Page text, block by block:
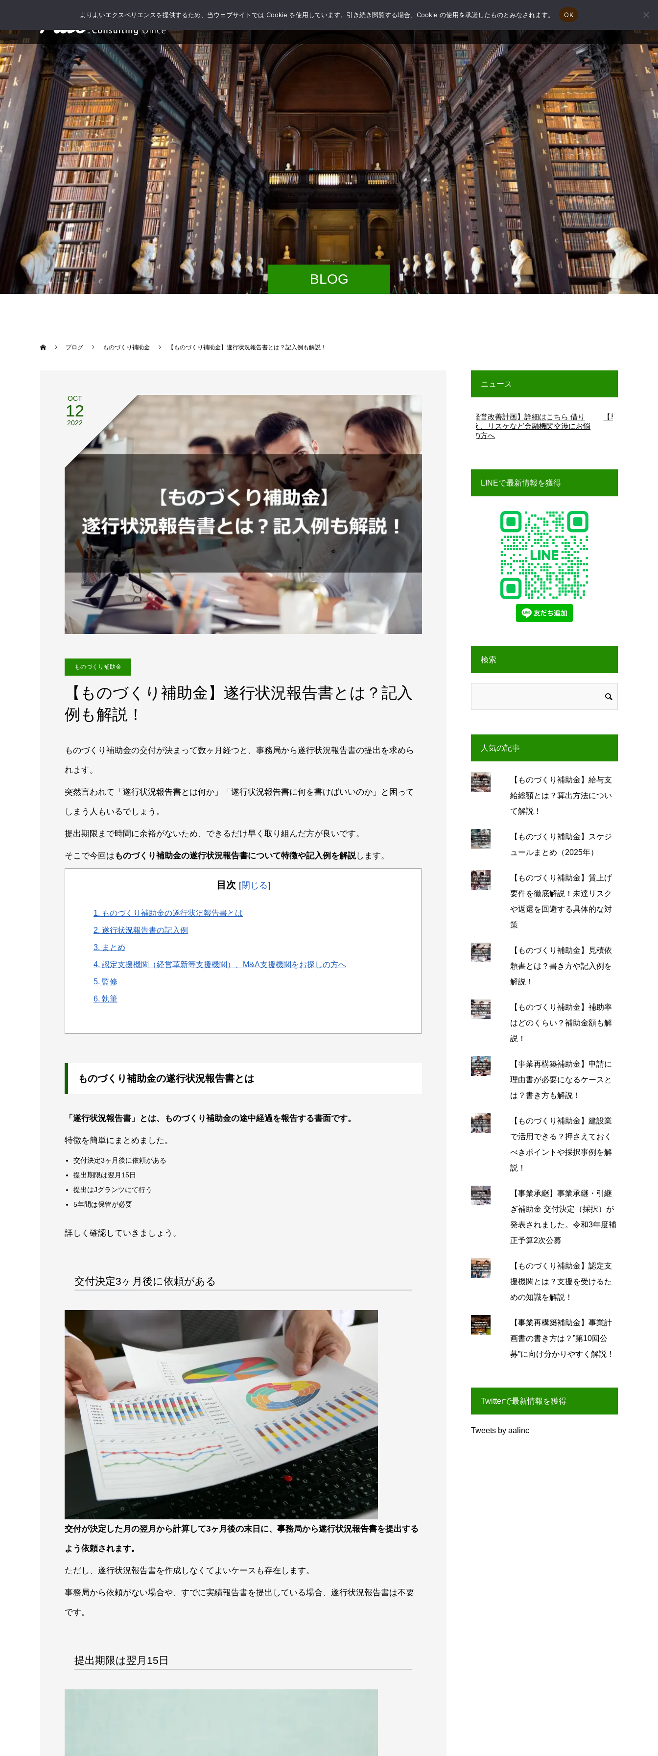
お問い合わせ
BLOG
ブログ ものづくり補助金 【ものづくり補助金】遂行状況報告書とは？記入例も解説！
OCT
12
2022
ものづくり補助金
【ものづくり補助金】遂行状況報告書とは？記入
例も解説！
ものづくり補助金の交付が決まって数ヶ月経つと、事務局から遂行状況報告書の提出を求めら
れます。
突然言われて「遂行状況報告書とは何か」「遂行状況報告書に何を書けばいいのか」と困って
しまう人もいるでしょう。
提出期限まで時間に余裕がないため、できるだけ早く取り組んだ方が良いです。
そこで今回は ものづくり補助金の遂行状況報告書について特徴や記入例を解説します。
目次 [閉じる]
1. ものづくり補助金の遂行状況報告書とは
2. 遂行状況報告書の記入例
3. まとめ
4. 認定支援機関（経営革新等支援機関）、M&A支援機関をお探しの方へ
5. 監修
6. 執筆
ものづくり補助金の遂行状況報告書とは
「遂行状況報告書」とは、ものづくり補助金の途中経過を報告する書面です。
特徴を簡単にまとめました。
交付決定3ヶ月後に依頼がある
提出期限は翌月15日
提出はJグランツにて行う
5年間は保管が必要
詳しく確認していきましょう。
交付決定3ヶ月後に依頼がある
交付が決定した月の翌月から計算して3ヶ月後の末日に、事務局から遂行状況報告書を提出する
よう依頼されます。
ただし、遂行状況報告書を作成しなくてよいケースも存在します。
事務局から依頼がない場合や、すでに実績報告書を提出している場合、遂行状況報告書は不要
です。
提出期限は翌月15日
ニュース
【経営改善計画】詳細はこちら 借り
換え、リスケなど金融機関交渉にお悩
【早期経営改善計画】詳細
LINEで最新情報を獲得
検索
人気の記事
【ものづくり補助金】給与支
給総額とは？算出方法につい
て解説！
【ものづくり補助金】スケジ
ュールまとめ（2025年）
【ものづくり補助金】賃上げ
要件を徹底解説！未達リスク
や返還を回避する具体的な対
策
【ものづくり補助金】見積依
頼書とは？書き方や記入例を
解説！
【ものづくり補助金】補助率
はどのくらい？補助金額も解
説！
【事業再構築補助金】申請に
理由書が必要になるケースと
は？書き方も解説！
【ものづくり補助金】建設業
で活用できる？押さえておく
べきポイントや採択事例を解
説！
【事業承継】事業承継・引継
ぎ補助金 交付決定（採択）が
発表されました。令和3年度補
正予算2次公募
【ものづくり補助金】認定支
援機関とは？支援を受けるた
めの知識を解説！
【事業再構築補助金】事業計
画書の書き方は？”第10回公
募”に向け分かりやすく解説！
Twitterで最新情報を獲得
Tweets by aalinc
よりよいエクスペリエンスを提供するため、当ウェブサイトでは Cookie を使用しています。引き続き閲覧する場合、Cookie の使用を承諾したものとみなされます。 OK